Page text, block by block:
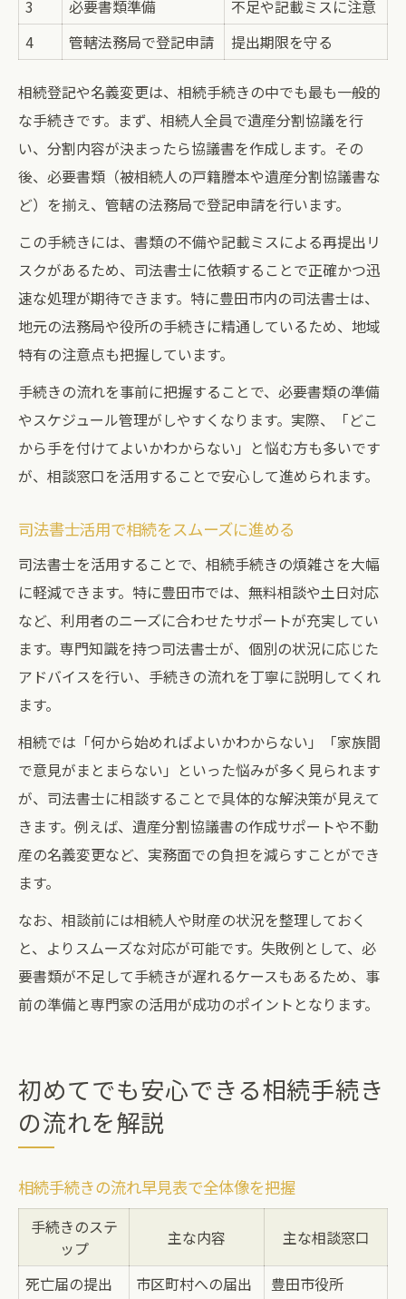
3 必要書類準備
不足や記載ミスに注意
4
管轄法務局で登記申請 提出期限を守る
相続登記や名義変更は、相続手続きの中でも最も一般的
な手続きです。まず、相続人全員で遺産分割協議を行
い、分割内容が決まったら協議書を作成します。その
後、必要書類（被相続人の戸籍謄本や遺産分割協議書な
ど）を揃え、管轄の法務局で登記申請を行います。
この手続きには、書類の不備や記載ミスによる再提出リ
スクがあるため、司法書士に依頼することで正確かつ迅
速な処理が期待できます。特に豊田市内の司法書士は、
地元の法務局や役所の手続きに精通しているため、地域
特有の注意点も把握しています。
手続きの流れを事前に把握することで、必要書類の準備
やスケジュール管理がしやすくなります。実際、「どこ
から手を付けてよいかわからない」と悩む方も多いです
が、相談窓口を活用することで安心して進められます。
司法書士活用で相続をスムーズに進める
司法書士を活用することで、相続手続きの煩雑さを大幅
に軽減できます。特に豊田市では、無料相談や土日対応
など、利用者のニーズに合わせたサポートが充実してい
ます。専門知識を持つ司法書士が、個別の状況に応じた
アドバイスを行い、手続きの流れを丁寧に説明してくれ
ます。
相続では「何から始めればよいかわからない」「家族間
で意見がまとまらない」といった悩みが多く見られます
が、司法書士に相談することで具体的な解決策が見えて
きます。例えば、遺産分割協議書の作成サポートや不動
産の名義変更など、実務面での負担を減らすことができ
ます。
なお、相談前には相続人や財産の状況を整理しておく
と、よりスムーズな対応が可能です。失敗例として、必
要書類が不足して手続きが遅れるケースもあるため、事
前の準備と専門家の活用が成功のポイントとなります。
初めてでも安心できる相続手続き
の流れを解説
相続手続きの流れ早見表で全体像を把握
手続きのステ
ップ
主な内容 主な相談窓口
死亡届の提出 市区町村への届出
豊田市役所